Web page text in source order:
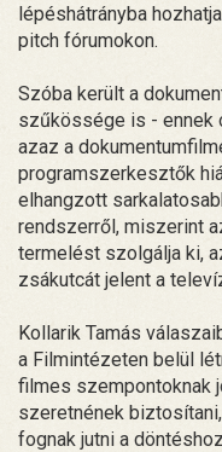
lépéshátrányba
pitch fórumokon.
Szóba került a
szűkössége is - ennek
azaz a
programszerkesztők
elhangzott
rendszerről, miszerint
termelést szolgálja ki,
zsákutcát jelent a
Kollarik Tamás
a Filmintézeten belül
filmes szempontoknak
szeretnének
fognak jutni a